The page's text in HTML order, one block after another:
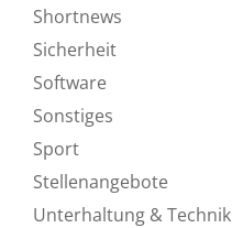
Shortnews
Sicherheit
Software
Sonstiges
Sport
Stellenangebote
Unterhaltung & Technik